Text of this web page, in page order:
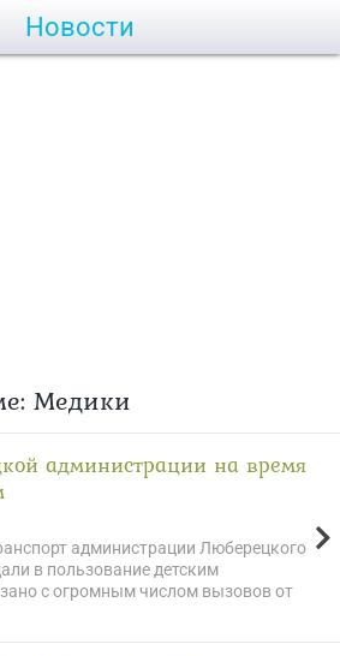
Новости
Медики
администрации на время
администрации Люберецкого
в пользование детским
с огромным числом вызовов от